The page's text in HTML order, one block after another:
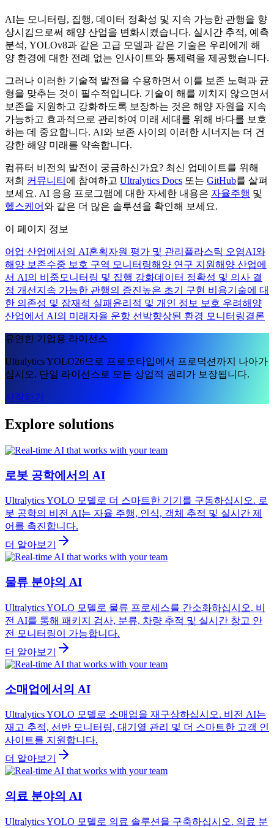
AI는 모니터링, 집행, 데이터 정확성 및 지속 가능한 관행을 향
상시킴으로써 해양 산업을 변화시켰습니다. 실시간 추적, 예측
분석, YOLOv8과 같은 고급 모델과 같은 기술은 우리에게 해
양 환경에 대한 전례 없는 인사이트와 통제력을 제공했습니다.
그러나 이러한 기술적 발전을 수용하면서 이를 보존 노력과 균
형을 맞추는 것이 필수적입니다. 기술이 해를 끼치지 않으면서
보존을 지원하고 강화하도록 보장하는 것은 해양 자원을 지속
가능하고 효과적으로 관리하여 미래 세대를 위해 바다를 보호
하는 데 중요합니다. AI와 보존 사이의 이러한 시너지는 더 건
강한 해양 미래를 약속합니다.
컴퓨터 비전의 발전이 궁금하신가요? 최신 업데이트를 위해
저희 커뮤니티 에 참여하고 Ultralytics Docs 또는 GitHub를 살펴
보세요. AI 응용 프로그램에 대한 자세한 내용은 자율주행 및
헬스케어와 같은 더 많은 솔루션을 확인해 보세요.
이 페이지 정보
어업 산업에서의 AI혼획자원 평가 및 관리 플라스틱 오염AI와
해양 보존수중 보호 구역 모니터링해양 연구 지원해양 산업에
서 AI의 비중 모니터링 및 집행 강화데이터 정확성 및 의사 결
정 개선 지속 가능한 관행의 증진높은 초기 구현 비용기술에 대
한 의존성 및 잠재적 실패 윤리적 및 개인 정보 보호 우려해양
산업에서 AI의 미래 자율 운항 선박향상된 환경 모니터링결론
유연한 기업용 라이선스
Ultralytics YOLO26으로 프로토타입에서 프로덕션까지 나아가
십시오. 단일 라이선스로 모든 상업적 권리가 보장됩니다.
시작하기
Explore solutions
로봇 공학에서의 AI
Ultralytics YOLO 모델로 더 스마트한 기기를 구동하십시오. 로
봇 공학의 비전 AI는 자율 주행, 인식, 객체 추적 및 실시간 제
어를 촉진합니다.
더 알아보기
물류 분야의 AI
Ultralytics YOLO 모델로 물류 프로세스를 간소화하십시오. 비
전 AI를 통해 패키지 검사, 분류, 차량 추적 및 실시간 창고 안
전 모니터링이 가능합니다.
더 알아보기
소매업에서의 AI
Ultralytics YOLO 모델로 소매업을 재구상하십시오. 비전 AI는
재고 추적, 선반 모니터링, 대기열 관리 및 더 스마트한 고객 인
사이트를 지원합니다.
더 알아보기
의료 분야의 AI
Ultralytics YOLO 모델로 의료 솔루션을 구축하십시오. 의료 분